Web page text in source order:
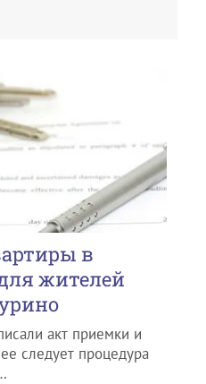
в
жителей
акт приемки и
следует процедура